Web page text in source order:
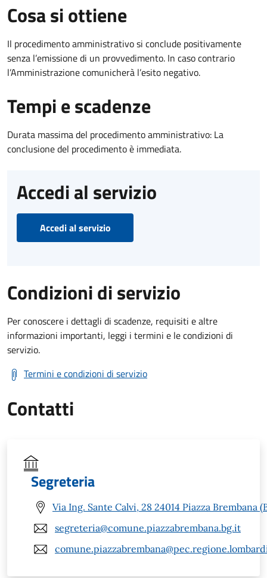
Cosa si ottiene
Il procedimento amministrativo si conclude positivamente
senza l’emissione di un provvedimento. In caso contrario
l’Amministrazione comunicherà l’esito negativo.
Tempi e scadenze
Durata massima del procedimento amministrativo: La
conclusione del procedimento è immediata.
Accedi al servizio
Accedi al servizio
Condizioni di servizio
Per conoscere i dettagli di scadenze, requisiti e altre
informazioni importanti, leggi i termini e le condizioni di
servizio.
Termini e condizioni di servizio
Contatti
Segreteria
Via Ing. Sante Calvi, 28 24014 Piazza Brembana
segreteria@comune.piazzabrembana.bg.it